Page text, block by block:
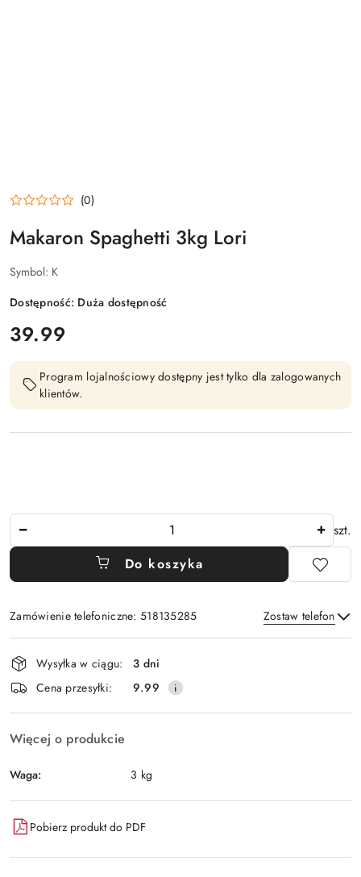
(0)
Makaron Spaghetti 3kg Lori
Symbol: K
Dostępność: Duża dostępność
cena:
39.99
Program lojalnościowy dostępny jest tylko dla zalogowanych
klientów.
szt.
Do koszyka
Zamówienie telefoniczne: 518135285 Zostaw telefon
Wyślij
Dostępność
i
dostawa
Wysyłka w ciągu:
3 dni
Cena przesyłki:
9.99
Więcej o produkcie
Waga: 3 kg
Pobierz produkt do PDF